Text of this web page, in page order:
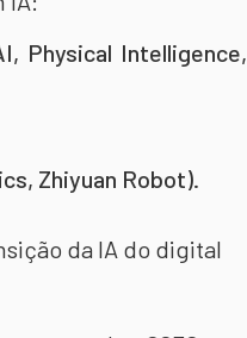
Physical Intelligence,
Zhiyuan Robot).
da IA do digital